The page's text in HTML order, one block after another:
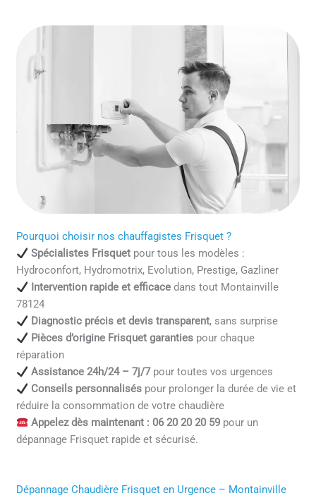
Pourquoi choisir nos chauffagistes Frisquet ?
Spécialistes Frisquetpour tous les modèles :
Hydroconfort, Hydromotrix, Evolution, Prestige, Gazliner
Intervention rapide et efficacedans tout Montainville
78124
Diagnostic précis et devis transparent, sans surprise
Pièces d’origine Frisquet garantiespour chaque
réparation
Assistance 24h/24 – 7j/7pour toutes vos urgences
Conseils personnaliséspour prolonger la durée de vie et
réduire la consommation de votre chaudière
Appelez dès maintenant : 06 20 20 20 59pour un
dépannage Frisquet rapide et sécurisé.
Dépannage Chaudière Frisquet en Urgence – Montainville